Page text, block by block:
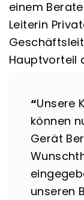
einem
Leiterin
Hauptvorteil
“Unsere
können
Gerät
unseren